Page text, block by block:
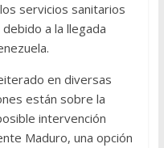
servicios sanitarios
a la llegada
en diversas
están sobre la
intervención
Maduro, una opción